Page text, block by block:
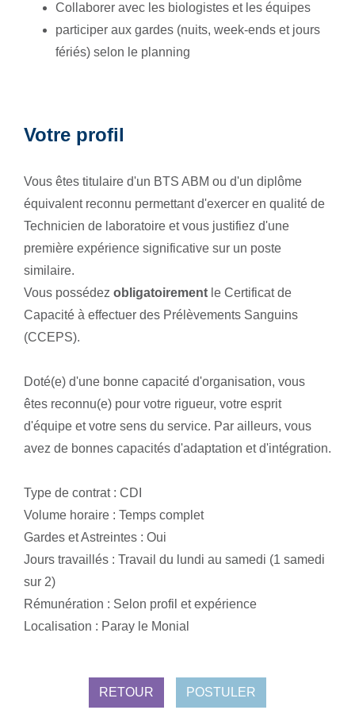
Collaborer avec les biologistes et les équipes
participer aux gardes (nuits, week-ends et jours
fériés) selon le planning
Votre profil
Vous êtes titulaire d'un BTS ABM ou d'un diplôme
équivalent reconnu permettant d'exercer en qualité de
Technicien de laboratoire et vous justifiez d'une
première expérience significative sur un poste
similaire.
Vous possédez obligatoirement le Certificat de
Capacité à effectuer des Prélèvements Sanguins
(CCEPS).
Doté(e) d'une bonne capacité d'organisation, vous
êtes reconnu(e) pour votre rigueur, votre esprit
d'équipe et votre sens du service. Par ailleurs, vous
avez de bonnes capacités d'adaptation et d'intégration.
Type de contrat : CDI
Volume horaire : Temps complet
Gardes et Astreintes : Oui
Jours travaillés : Travail du lundi au samedi (1 samedi
sur 2)
Rémunération : Selon profil et expérience
Localisation : Paray le Monial
RETOUR POSTULER